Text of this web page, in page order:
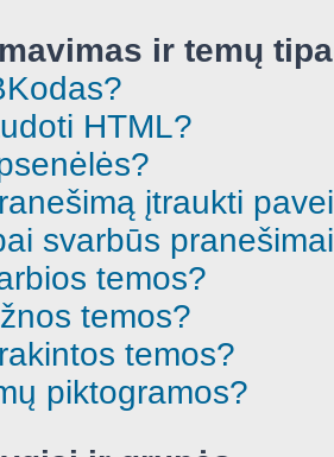
ir temų
HTML?
įtraukti
svarbūs
temos?
temos?
temos?
piktogramos?